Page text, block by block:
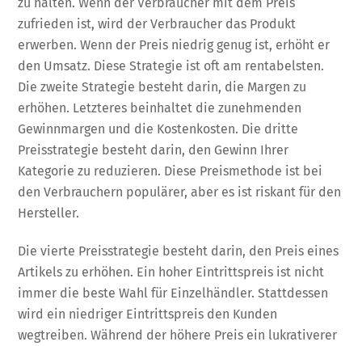
zufrieden ist, wird der Verbraucher das Produkt
erwerben. Wenn der Preis niedrig genug ist, erhöht er
den Umsatz. Diese Strategie ist oft am rentabelsten.
Die zweite Strategie besteht darin, die Margen zu
erhöhen. Letzteres beinhaltet die zunehmenden
Gewinnmargen und die Kostenkosten. Die dritte
Preisstrategie besteht darin, den Gewinn Ihrer
Kategorie zu reduzieren. Diese Preismethode ist bei
den Verbrauchern populärer, aber es ist riskant für den
Hersteller.
Die vierte Preisstrategie besteht darin, den Preis eines
Artikels zu erhöhen. Ein hoher Eintrittspreis ist nicht
immer die beste Wahl für Einzelhändler. Stattdessen
wird ein niedriger Eintrittspreis den Kunden
wegtreiben. Während der höhere Preis ein lukrativerer